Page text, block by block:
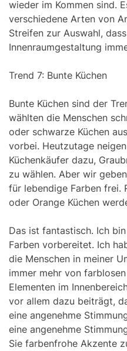
wieder im Kommen sind.
verschiedene Arten von
Streifen zur Auswahl,
Innenraumgestaltung
Trend 7: Bunte Küchen
Bunte Küchen sind der
wählten die Menschen
oder schwarze Küchen
vorbei. Heutzutage
Küchenkäufer dazu,
zu wählen. Aber wir
für lebendige Farben frei.
oder Orange Küchen
Das ist fantastisch. Ich
Farben vorbereitet. Ich
die Menschen in meiner
immer mehr von
Elementen im
vor allem dazu beiträgt,
eine angenehme
eine angenehme
Sie farbenfrohe Akzente